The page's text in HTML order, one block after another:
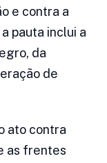
e contra a
pauta inclui a
da
de
ato contra
as frentes